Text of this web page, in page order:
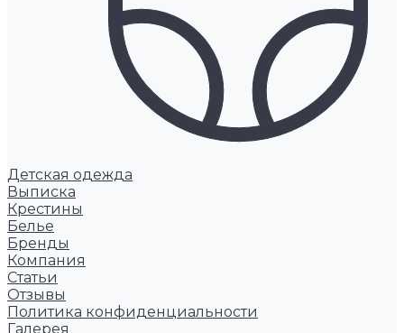
Детская одежда
Выписка
Крестины
Белье
Бренды
Компания
Статьи
Отзывы
Политика конфиденциальности
Галерея